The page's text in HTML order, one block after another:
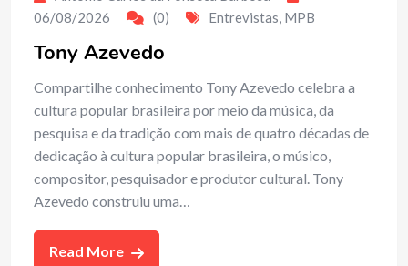
06/08/2026
(0) Entrevistas, MPB
Tony Azevedo
Compartilhe conhecimento Tony Azevedo celebra a
cultura popular brasileira por meio da música, da
pesquisa e da tradição com mais de quatro décadas de
dedicação à cultura popular brasileira, o músico,
compositor, pesquisador e produtor cultural. Tony
Azevedo construiu uma…
Read More